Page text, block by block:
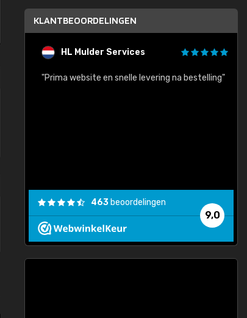
KLANTBEOORDELINGEN
HL Mulder Services
"Prima website en snelle levering na bestelling"
9,0
463 beoordelingen